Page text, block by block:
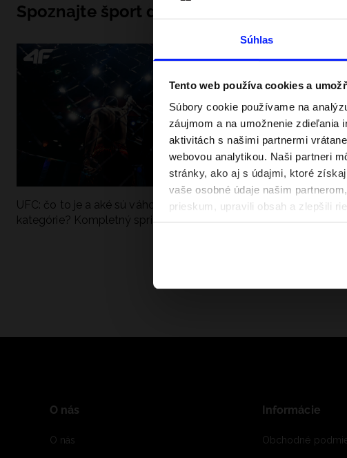
Súhlas
Tento web používa cookies a
Súbory cookie používame na
záujmom a na umožnenie
aktivitách s našimi partnermi
webovou analytikou. Naši partneri
stránky, ako aj s údajmi, ktoré
vaše osobné údaje našim
prieskum, upravili obsah a zlepšili
v našich Zásadách ochrany
Spoznajte šport do hĺbky
UFC: čo to je a aké sú váhové
kategórie? Kompletný sprievodca
Ako sa dobre pripraviť
pri vode? Poradíme, čo
O nás
O nás
Informácie
Obchodné